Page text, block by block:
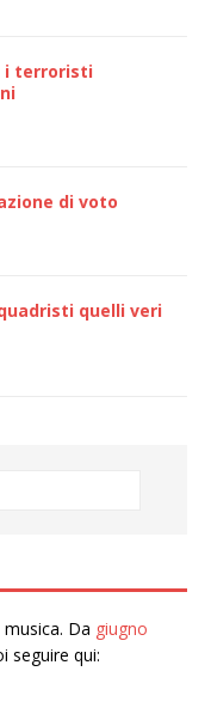
i terroristi
di voto
quelli veri
Da giugno
seguire qui: